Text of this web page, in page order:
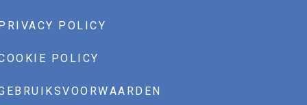
POLICY
POLICY